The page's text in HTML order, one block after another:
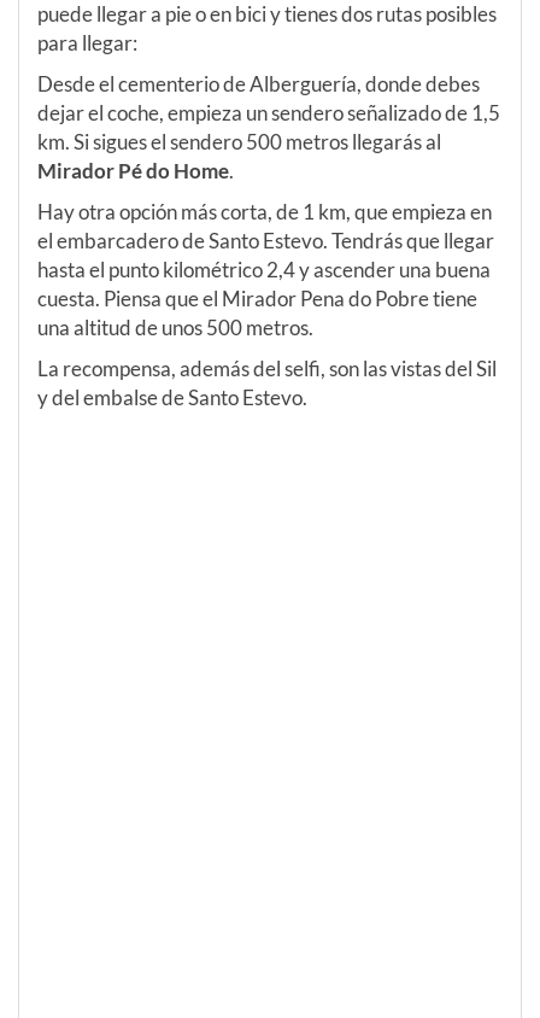
puede llegar a pie o en bici y tienes dos rutas posibles
para llegar:
Desde el cementerio de Alberguería, donde debes
dejar el coche, empieza un sendero señalizado de 1,5
km. Si sigues el sendero 500 metros llegarás al
Mirador Pé do Home.
Hay otra opción más corta, de 1 km, que empieza en
el embarcadero de Santo Estevo. Tendrás que llegar
hasta el punto kilométrico 2,4 y ascender una buena
cuesta. Piensa que el Mirador Pena do Pobre tiene
una altitud de unos 500 metros.
La recompensa, además del selfi, son las vistas del Sil
y del embalse de Santo Estevo.